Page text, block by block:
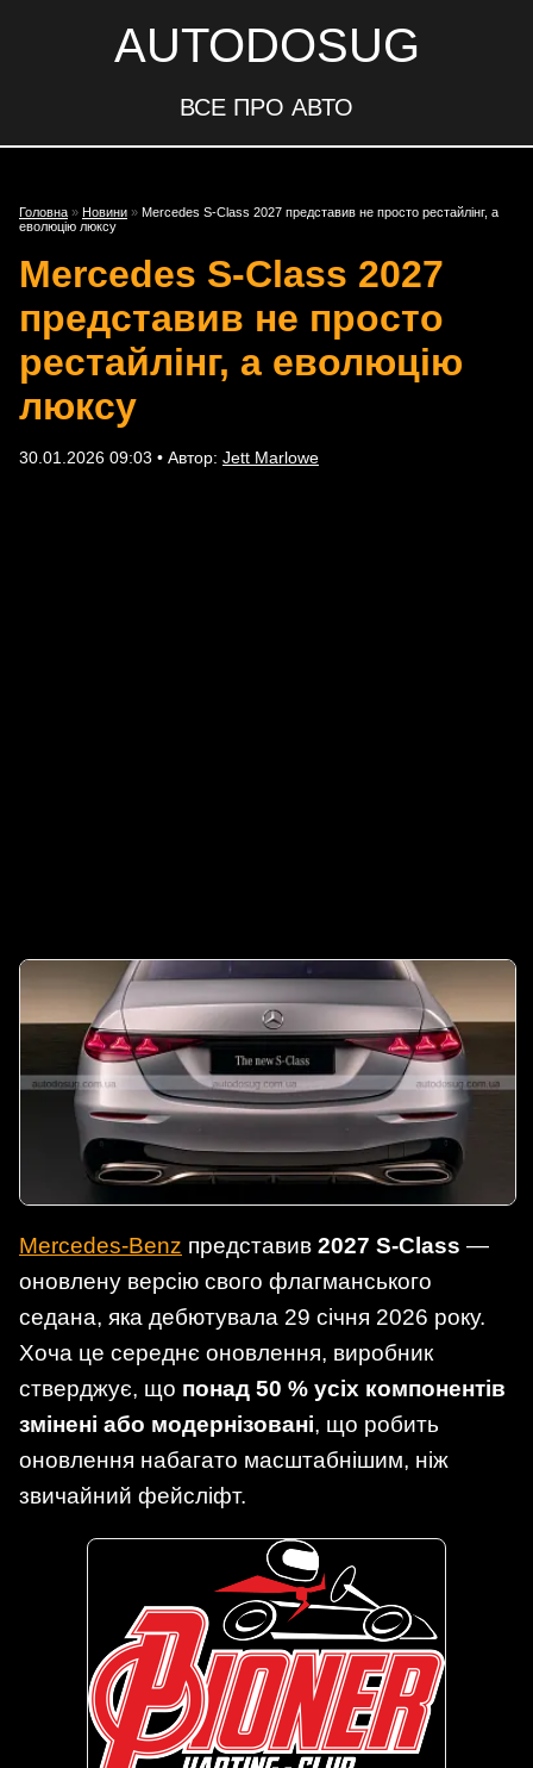
AUTODOSUG
ВСЕ ПРО АВТО
Головна » Новини » Mercedes S-Class 2027 представив не просто рестайлінг, а
еволюцію люксу
Mercedes S-Class 2027
представив не просто
рестайлінг, а еволюцію
люксу
30.01.2026 09:03 • Автор: Jett Marlowe
Mercedes-Benz представив 2027 S-Class —
оновлену версію свого флагманського
седана, яка дебютувала 29 січня 2026 року.
Хоча це середнє оновлення, виробник
стверджує, що понад 50 % усіх компонентів
змінені або модернізовані, що робить
оновлення набагато масштабнішим, ніж
звичайний фейсліфт.